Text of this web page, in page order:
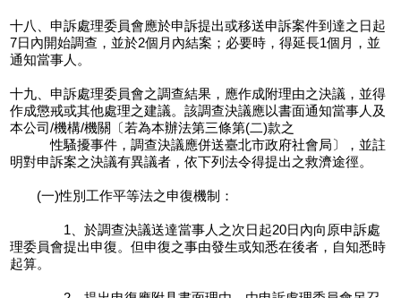
十八、申訴處理委員會應於申訴提出或移送申訴案件到達之日起
7日內開始調查，並於2個月內結案；必要時，得延長1個月，並
通知當事人。
十九、申訴處理委員會之調查結果，應作成附理由之決議，並得
作成懲戒或其他處理之建議。該調查決議應以書面通知當事人及
本公司/機構/機關〔若為本辦法第三條第(二)款之
性騷擾事件，調查決議應併送臺北市政府社會局〕，並註
明對申訴案之決議有異議者，依下列法令得提出之救濟途徑。
(一)性別工作平等法之申復機制：
1、於調查決議送達當事人之次日起20日內向原申訴處
理委員會提出申復。但申復之事由發生或知悉在後者，自知悉時
起算。